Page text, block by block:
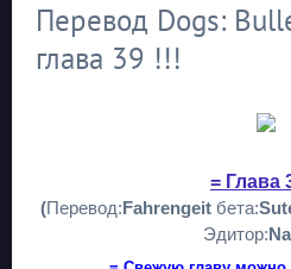
Перевод Dogs:
глава 39 !!!
= Глава
(Перевод:Fahrengeit бета:
Эдитор: